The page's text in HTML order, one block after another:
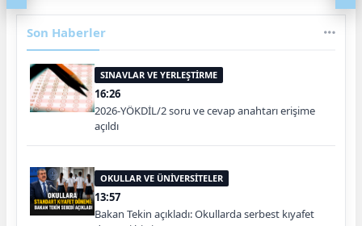
Son Haberler
SINAVLAR VE YERLEŞTİRME
16:26
2026-YÖKDİL/2 soru ve cevap anahtarı erişime
açıldı
OKULLAR VE ÜNİVERSİTELER
13:57
Bakan Tekin açıkladı: Okullarda serbest kıyafet